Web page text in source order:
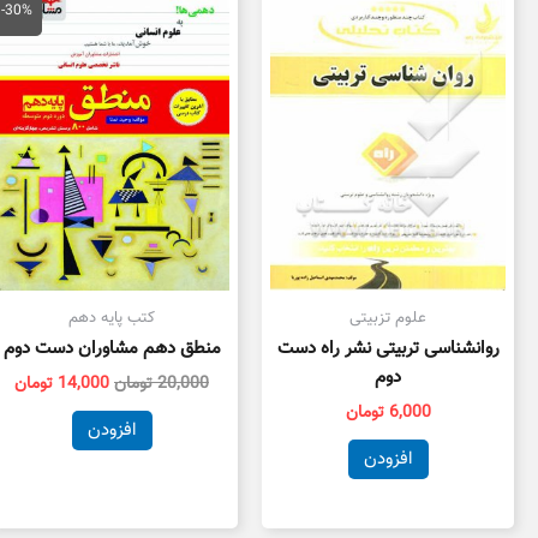
علوم تزبیتی
روانشناسی تربیتی نشر راه دست
دوم
6,000 تومان
افزودن
-30%
کتب پایه دهم
منطق دهم مشاوران دست دوم
20,000تومان
اصلی
20,000 تومان
بود.
14,000 تومان
افزودن